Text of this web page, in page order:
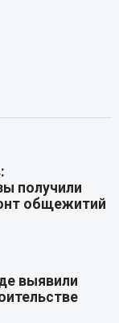
получили
общежитий
выявили